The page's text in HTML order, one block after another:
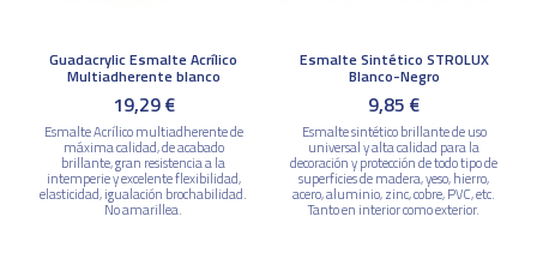
Guadacrylic Esmalte Acrílico
Multiadherente blanco
19,29 €
Esmalte Acrílico multiadherente de
máxima calidad, de acabado
brillante, gran resistencia a la
intemperie y excelente flexibilidad,
elasticidad, igualación brochabilidad.
No amarillea.
Esmalte Sintético STROLUX
Blanco-Negro
9,85 €
Esmalte sintético brillante de uso
universal y alta calidad para la
decoración y protección de todo tipo de
superficies de madera, yeso, hierro,
acero, aluminio, zinc, cobre, PVC, etc.
Tanto en interior como exterior.